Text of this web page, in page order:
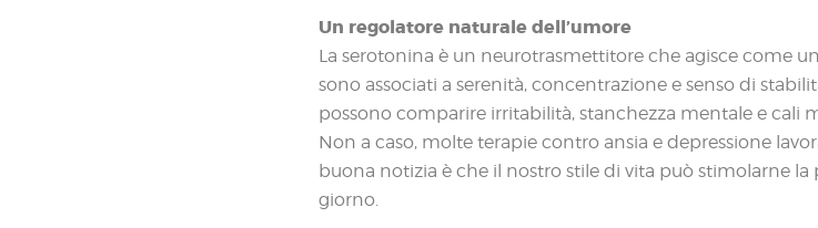
Un regolatore naturale dell’umore
La serotonina è un neurotrasmettitore che agisce come
sono associati a serenità, concentrazione e senso di
possono comparire irritabilità, stanchezza mentale e cali
Non a caso, molte terapie contro ansia e depressione
buona notizia è che il nostro stile di vita può stimolarne
giorno.